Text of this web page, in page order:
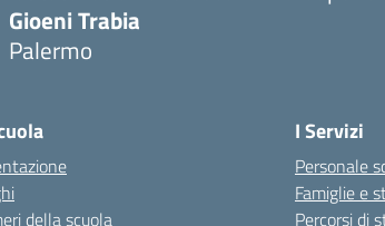
Gioeni Trabia
Palermo
della scuola
I Servizi
Personale
Famiglie e
Percorsi di